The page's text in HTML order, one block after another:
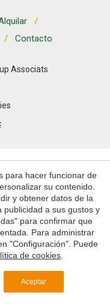
Contacto
Associats
para hacer funcionar de
su contenido.
y obtener datos de la
publicidad a sus gustos y
para confirmar que
Para administrar
"Configuración". Puede
de cookies
Aceptar
del
la web para la
de los usuarios con
del análisis de los
del servicio. Permiten
del usuario para
recomendados.
información
del usuario
de sus hábitos de
conocer los hábitos
publicidad
del usuario.
Aceptar todas